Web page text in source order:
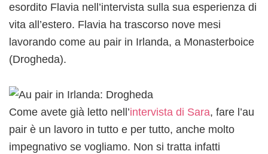
esordito Flavia nell’intervista sulla sua esperienza di
vita all’estero. Flavia ha trascorso nove mesi
lavorando come au pair in Irlanda, a Monasterboice
(Drogheda).
Come avete già letto nell’intervista di Sara, fare l’au
pair è un lavoro in tutto e per tutto, anche molto
impegnativo se vogliamo. Non si tratta infatti